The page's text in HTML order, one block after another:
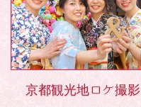
京都観光地ロケ撮影